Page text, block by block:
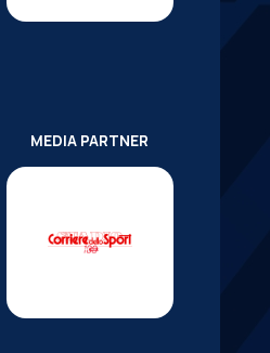
MEDIA PARTNER